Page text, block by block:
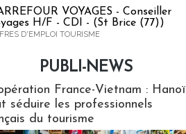
VOYAGES - Conseiller
H/F - CDI - (St Brice (77))
D'EMPLOI TOURISME
PUBLI-NEWS
France-Vietnam : Hanoï
séduire les professionnels
du tourisme